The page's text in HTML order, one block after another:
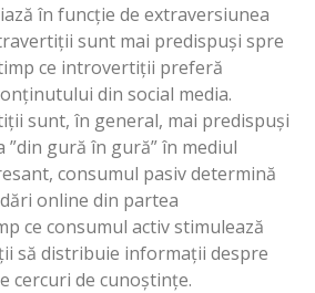
în funcție de extraversiunea
sunt mai predispuși spre
ce introvertiții preferă
din social media.
sunt, în general, mai predispuși
”din gură în gură” în mediul
consumul pasiv determină
online din partea
ce consumul activ stimulează
să distribuie informații despre
cercuri de cunoștințe.